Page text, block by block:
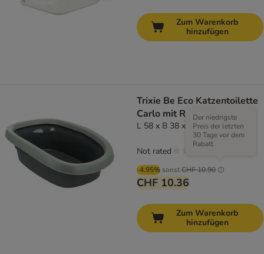
Zum Warenkorb
hinzufügen
Trixie Be Eco Katzentoilette
Carlo mit Rand
L 58 x B 38 x H 17 cm
-4.95% sonstCHF 10.90
Der niedrigste
Preis der letzten
30 Tage vor dem
Rabatt
CHF 10.36
Not rated
Zum Warenkorb
hinzufügen